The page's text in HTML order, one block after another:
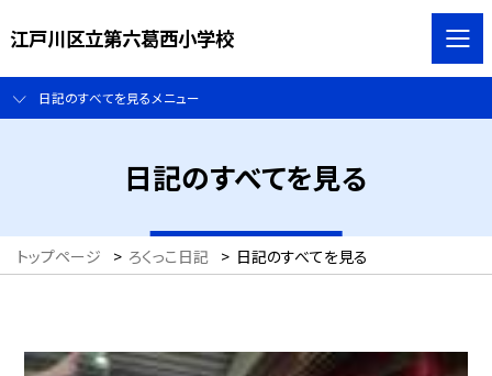
江戸川区立第六葛西小学校
日記のすべてを見るメニュー
日記のすべてを見る
トップページ > ろくっこ日記 > 日記のすべてを見る